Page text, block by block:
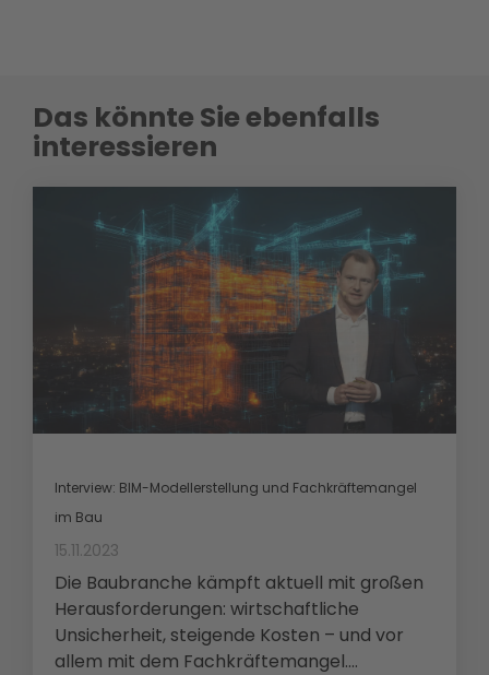
Das könnte Sie ebenfalls
interessieren
Interview: BIM-Modellerstellung und Fachkräftemangel
im Bau
15.11.2023
Die Baubranche kämpft aktuell mit großen
Herausforderungen: wirtschaftliche
Unsicherheit, steigende Kosten – und vor
allem mit dem Fachkräftemangel....